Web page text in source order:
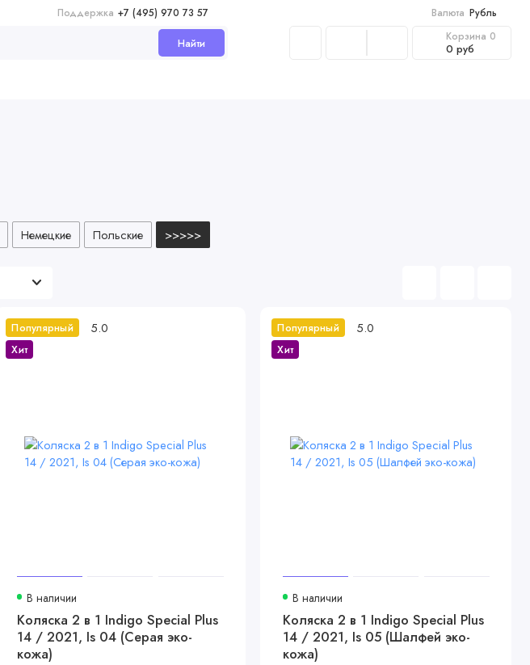
Поддержка +7 (495) 970 73 57 Валюта Рубль
Найти Корзина 0
0 руб
Немецкие Польские >>>>>
Популярный
Хит
5.0
В наличии
Коляска 2 в 1 Indigo Special Plus
14 / 2021, Is 04 (Серая эко-
кожа)
Популярный
Хит
5.0
В наличии
Коляска 2 в 1 Indigo Special Plus
14 / 2021, Is 05 (Шалфей эко-
кожа)